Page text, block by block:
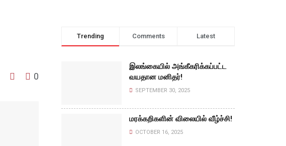
0
Trending Comments Latest
இலங்கையில் அங்கீகரிக்கப்பட்ட
வயதான மனிதர்!
SEPTEMBER 30, 2025
மரக்கறிகளின் விலையில் வீழ்ச்சி!
OCTOBER 16, 2025